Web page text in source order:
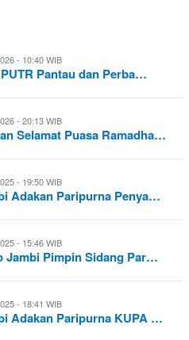
- 10:40 WIB
Pantau dan Perba…
- 20:13 WIB
Selamat Puasa Ramadha…
- 19:50 WIB
Adakan Paripurna Penya…
- 15:46 WIB
Jambi Pimpin Sidang Par…
- 18:41 WIB
Adakan Paripurna KUPA …